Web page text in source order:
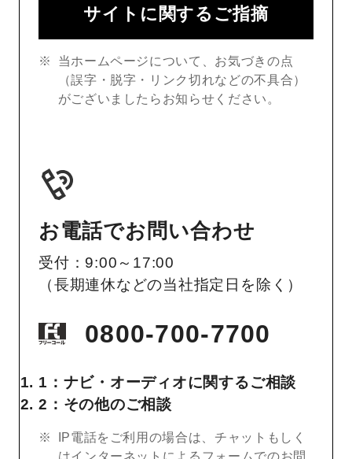
サイトに関するご指摘
当ホームページについて、お気づきの点
（誤字・脱字・リンク切れなどの不具合）
がございましたらお知らせください。
お電話でお問い合わせ
受付：9:00～17:00
（長期連休などの当社指定日を除く）
0800-700-7700
1：ナビ・オーディオに関するご相談
2：その他のご相談
IP電話をご利用の場合は、チャットもしく
はインターネットによるフォームでのお問